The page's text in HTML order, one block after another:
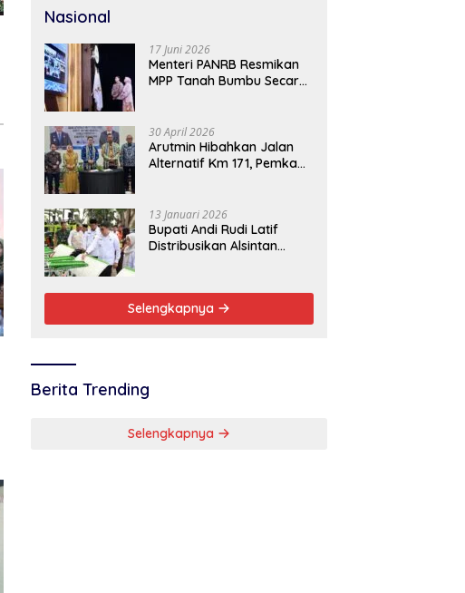
Nasional
17 Juni 2026
Menteri PANRB Resmikan
MPP Tanah Bumbu Secara
30 April 2026
Arutmin Hibahkan Jalan
Alternatif Km 171, Pemkab
13 Januari 2026
Bupati Andi Rudi Latif
Distribusikan Alsintan
Selengkapnya
Berita Trending
Selengkapnya